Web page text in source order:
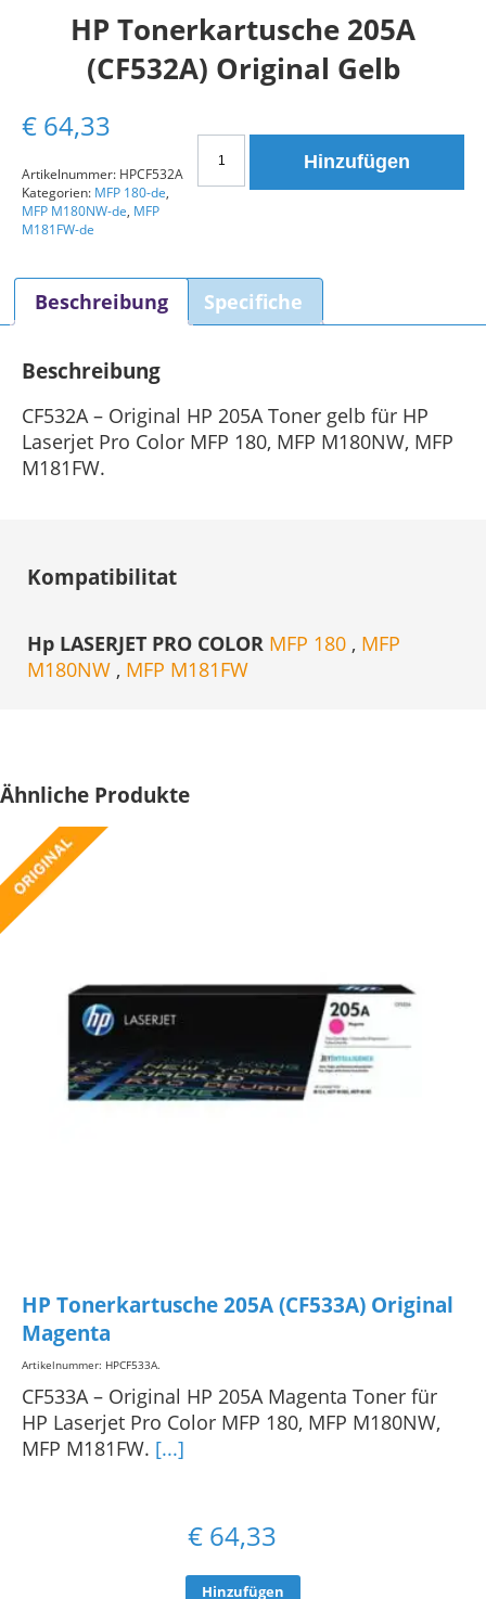
HP Tonerkartusche 205A
(CF532A) Original Gelb
€ 64,33
Tonerkartusche
Gelb
Menge
Hinzufügen
Artikelnummer: HPCF532A
Kategorien: MFP 180-de,
MFP M180NW-de, MFP
M181FW-de
Beschreibung Specifiche
Beschreibung
CF532A – Original HP 205A Toner gelb für HP
Laserjet Pro Color MFP 180, MFP M180NW, MFP
M181FW.
Kompatibilitat
Hp LASERJET PRO COLOR MFP 180 , MFP
M180NW , MFP M181FW
Ähnliche Produkte
HP Tonerkartusche 205A (CF533A) Original
Magenta
Artikelnummer: HPCF533A.
CF533A – Original HP 205A Magenta Toner für
HP Laserjet Pro Color MFP 180, MFP M180NW,
MFP M181FW. [...]
€ 64,33
Hinzufügen